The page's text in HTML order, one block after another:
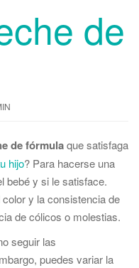
de
de fórmulaque satisfaga
hijo? Para hacerse una
bebé y si le satisface.
y la consistencia de
de cólicos o molestias.
seguir las
puedes variar la